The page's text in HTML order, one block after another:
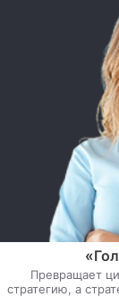
Превращает
стратегию, а